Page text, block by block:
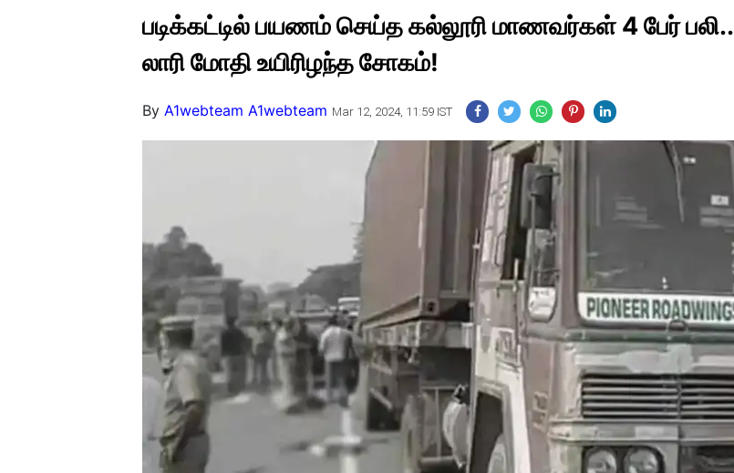
படிக்கட்டில் பயணம் செய்த கல்லூரி மாணவர்கள் 4 பேர் பலி..
லாரி மோதி உயிரிழந்த சோகம்!
ByA1webteam A1webteam Mar 12, 2024, 11:59 IST